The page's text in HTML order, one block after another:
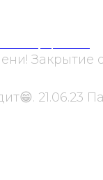
21.06.23